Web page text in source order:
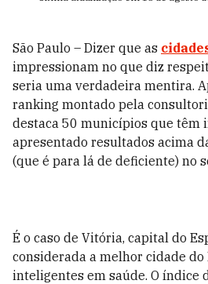
São Paulo – Dizer que as
impressionam no que diz
seria uma verdadeira mentira.
ranking montado pela
destaca 50 municípios que têm
apresentado resultados acima
(que é para lá de deficiente) no
É o caso de Vitória, capital do
considerada a melhor cidade
inteligentes em saúde. O índice